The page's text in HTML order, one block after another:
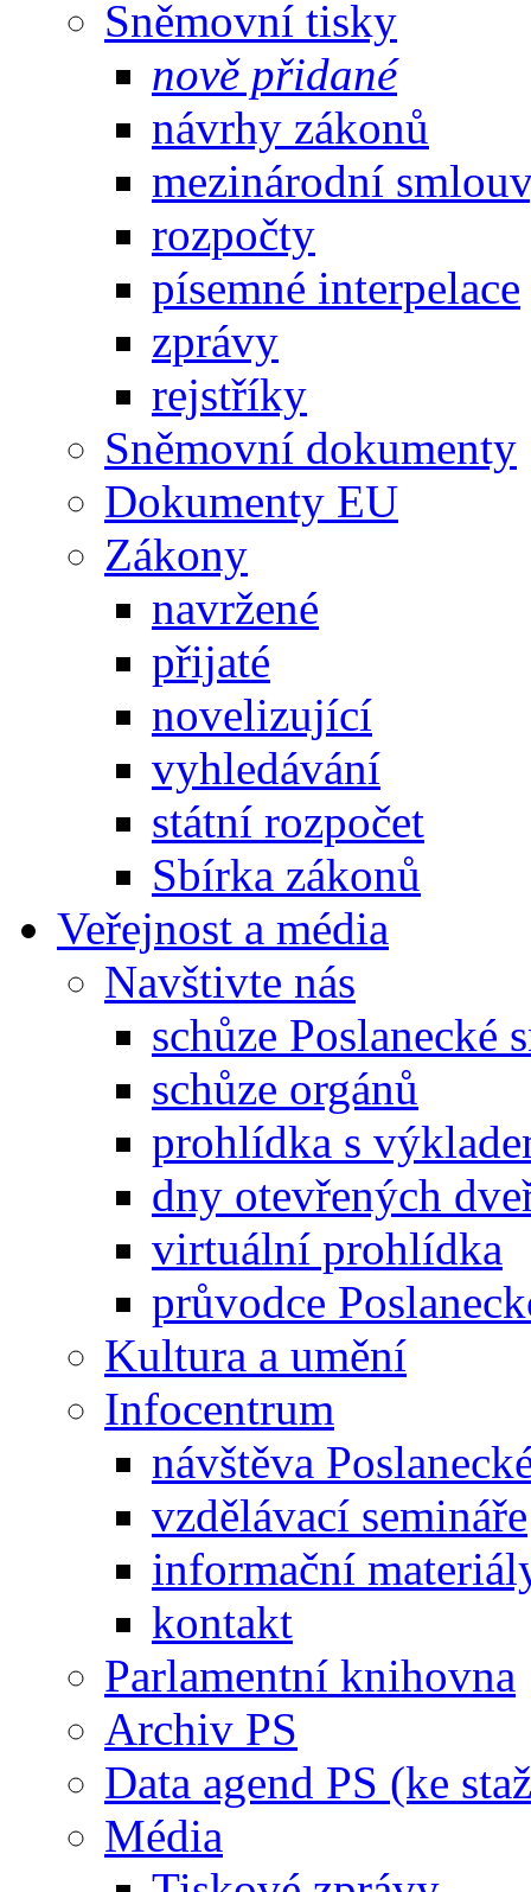
Sněmovní tisky
nově přidané
návrhy zákonů
mezinárodní
rozpočty
písemné interpelace
zprávy
rejstříky
Sněmovní dokumenty
Dokumenty EU
Zákony
navržené
přijaté
novelizující
vyhledávání
státní rozpočet
Sbírka zákonů
Veřejnost a média
Navštivte nás
schůze Poslanecké
schůze orgánů
prohlídka s
dny otevřených
virtuální prohlídka
průvodce
Kultura a umění
Infocentrum
návštěva
vzdělávací semináře
informační
kontakt
Parlamentní knihovna
Archiv PS
Data agend PS (ke
Média